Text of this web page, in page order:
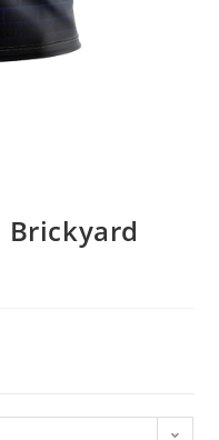
Brickyard